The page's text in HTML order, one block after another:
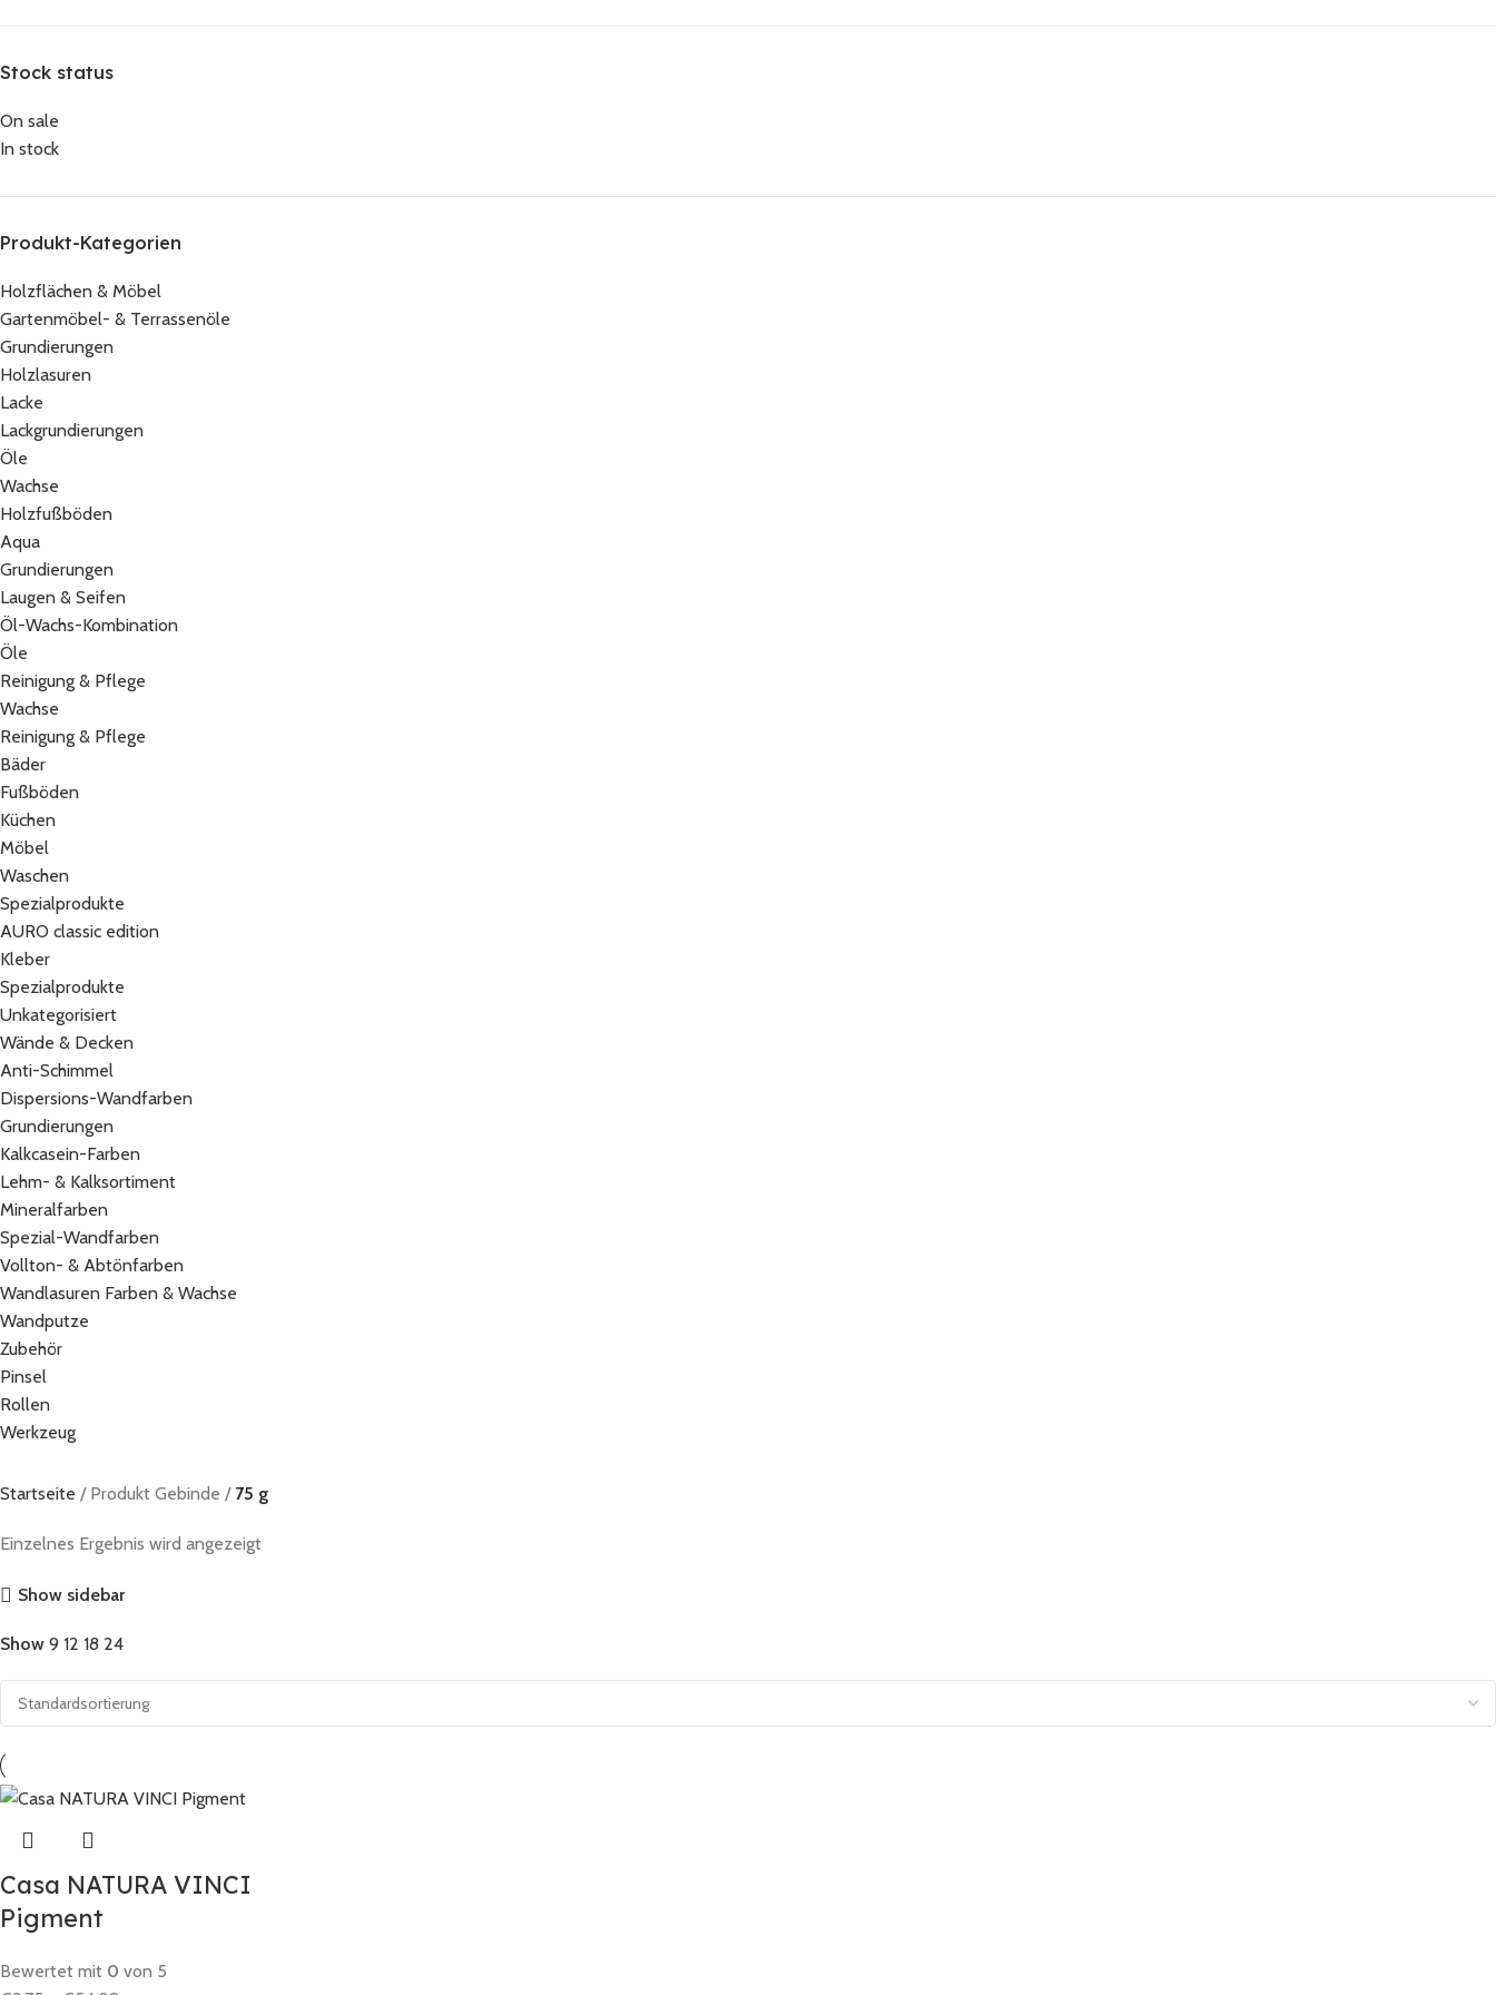
Stock status
On sale
In stock
Produkt-Kategorien
Holzflächen & Möbel
Gartenmöbel- & Terrassenöle
Grundierungen
Holzlasuren
Lacke
Lackgrundierungen
Öle
Wachse
Holzfußböden
Aqua
Grundierungen
Laugen & Seifen
Öl-Wachs-Kombination
Öle
Reinigung & Pflege
Wachse
Reinigung & Pflege
Bäder
Fußböden
Küchen
Möbel
Waschen
Spezialprodukte
AURO classic edition
Kleber
Spezialprodukte
Unkategorisiert
Wände & Decken
Anti-Schimmel
Dispersions-Wandfarben
Grundierungen
Kalkcasein-Farben
Lehm- & Kalksortiment
Mineralfarben
Spezial-Wandfarben
Vollton- & Abtönfarben
Wandlasuren Farben & Wachse
Wandputze
Zubehör
Pinsel
Rollen
Werkzeug
Startseite Produkt Gebinde 75 g
Einzelnes Ergebnis wird angezeigt
Show sidebar
Show 9 12 18 24
Casa NATURA VINCI
Pigment
Bewertet mit 0 von 5